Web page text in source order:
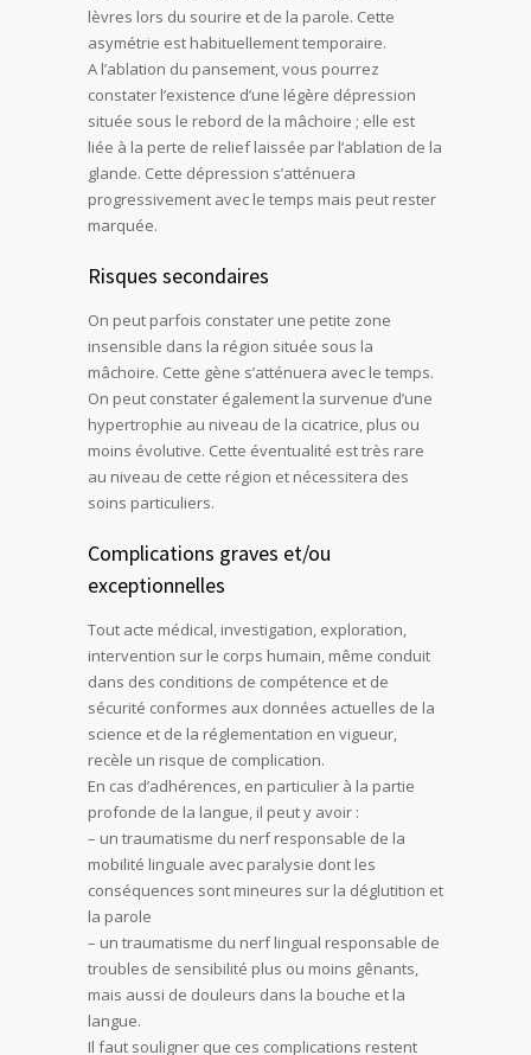
lèvres lors du sourire et de la parole. Cette
asymétrie est habituellement temporaire.
A l’ablation du pansement, vous pourrez
constater l’existence d’une légère dépression
située sous le rebord de la mâchoire ; elle est
liée à la perte de relief laissée par l’ablation de la
glande. Cette dépression s’atténuera
progressivement avec le temps mais peut rester
marquée.
Risques secondaires
On peut parfois constater une petite zone
insensible dans la région située sous la
mâchoire. Cette gène s’atténuera avec le temps.
On peut constater également la survenue d’une
hypertrophie au niveau de la cicatrice, plus ou
moins évolutive. Cette éventualité est très rare
au niveau de cette région et nécessitera des
soins particuliers.
Complications graves et/ou
exceptionnelles
Tout acte médical, investigation, exploration,
intervention sur le corps humain, même conduit
dans des conditions de compétence et de
sécurité conformes aux données actuelles de la
science et de la réglementation en vigueur,
recèle un risque de complication.
En cas d’adhérences, en particulier à la partie
profonde de la langue, il peut y avoir :
– un traumatisme du nerf responsable de la
mobilité linguale avec paralysie dont les
conséquences sont mineures sur la déglutition et
la parole
– un traumatisme du nerf lingual responsable de
troubles de sensibilité plus ou moins gênants,
mais aussi de douleurs dans la bouche et la
langue.
Il faut souligner que ces complications restent